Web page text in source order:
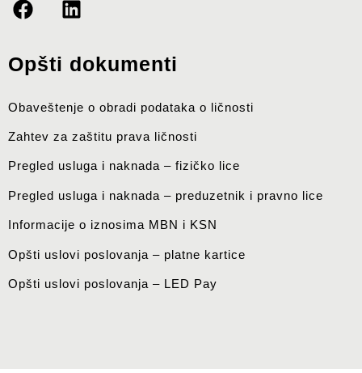
Opšti dokumenti
Obaveštenje o obradi podataka o ličnosti
Zahtev za zaštitu prava ličnosti
Pregled usluga i naknada – fizičko lice
Pregled usluga i naknada – preduzetnik i pravno lice
Informacije o iznosima MBN i KSN
Opšti uslovi poslovanja – platne kartice
Opšti uslovi poslovanja – LED Pay